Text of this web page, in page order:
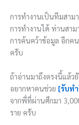
การทำงานเป็นทีมสาม
การทำงานได้ ท่านสา
การค้นคว้าข้อมูล อีกค
ครับ
ถ้าอ่านมาถึงตรงนี้แล้ว
อยากหาคนช่วย [รับท
จากพี่ที่ผ่านศึกมา
ราย ครับ